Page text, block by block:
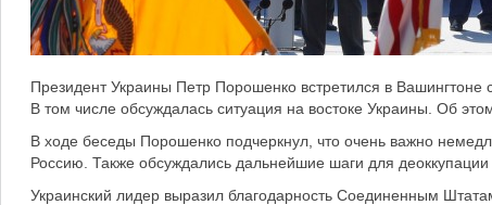
Президент Украины Петр Порошенко встретился в
В том числе обсуждалась ситуация на востоке Украины. Об
В ходе беседы Порошенко подчеркнул, что очень важно
Россию. Также обсуждались дальнейшие шаги для деоккупации
Украинский лидер выразил благодарность Соединенным